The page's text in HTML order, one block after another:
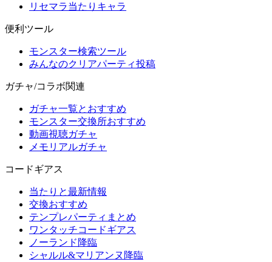
リセマラ当たりキャラ
便利ツール
モンスター検索ツール
みんなのクリアパーティ投稿
ガチャ/コラボ関連
ガチャ一覧とおすすめ
モンスター交換所おすすめ
動画視聴ガチャ
メモリアルガチャ
コードギアス
当たりと最新情報
交換おすすめ
テンプレパーティまとめ
ワンタッチコードギアス
ノーランド降臨
シャルル&マリアンヌ降臨